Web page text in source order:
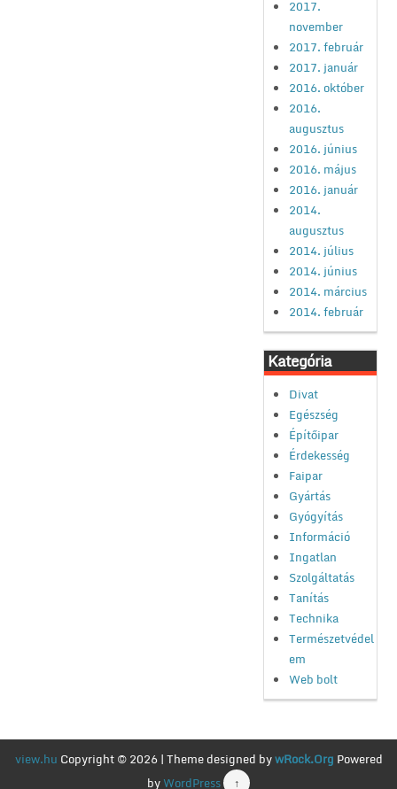
2017.
november
2017. február
2017. január
2016. október
2016.
augusztus
2016. június
2016. május
2016. január
2014.
augusztus
2014. július
2014. június
2014. március
2014. február
Kategória
Divat
Egészség
Építőipar
Érdekesség
Faipar
Gyártás
Gyógyítás
Információ
Ingatlan
Szolgáltatás
Tanítás
Technika
Természetvédel
em
Web bolt
view.hu Copyright © 2026 | Theme designed bywRock.Org Powered
byWordPress ↑